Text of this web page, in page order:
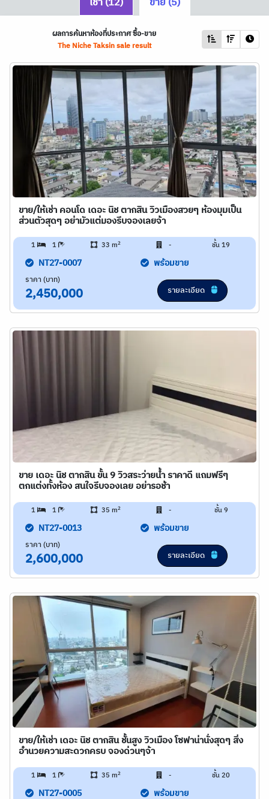
ผลการค้นหาห้องที่ประกาศ ซื้อ-ขาย
The Niche Taksin sale result
ขาย/ให้เช่า คอนโด เดอะ นิช ตากสิน วิวเมืองสวยๆ ห้องมุมเป็น
ส่วนตัวสุดๆ อย่ามัวแต่มองรีบจองเลยจ้า
1 1 33 m2 - ชั้น 19
NT27-0007 พร้อมขาย
ราคา (บาท)
2,450,000 รายละเอียด
ขาย เดอะ นิช ตากสิน ขั้น 9 วิวสระว่ายน้ำ ราคาดี แถมฟรีๆ
ตกแต่งทั้งห้อง สนใจรีบจองเลย อย่ารอช้า
1 1 35 m2 - ชั้น 9
NT27-0013 พร้อมขาย
ราคา (บาท)
2,600,000 รายละเอียด
ขาย/ให้เช่า เดอะ นิช ตากสิน ชั้นสูง วิวเมือง โซฟาน่านั่งสุดๆ สิ่ง
อำนวยความสะดวกครบ จองด่วนๆจ้า
1 1 35 m2 - ชั้น 20
NT27-0005 พร้อมขาย